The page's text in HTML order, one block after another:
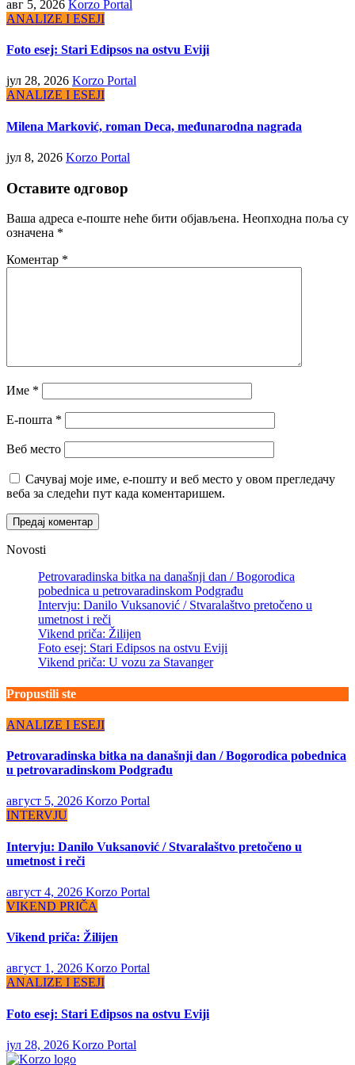
авг 5, 2026 Korzo Portal
ANALIZE I ESEJI
Foto esej: Stari Edipsos na ostvu Eviji
јул 28, 2026 Korzo Portal
ANALIZE I ESEJI
Milena Marković, roman Deca, međunarodna nagrada
јул 8, 2026 Korzo Portal
Оставите одговор
Ваша адреса е-поште неће бити објављена. Неопходна поља су
означена *
Коментар *
Име *
Е-пошта *
Веб место
Сачувај моје име, е-пошту и веб место у овом прегледачу
веба за следећи пут када коментаришем.
Novosti
Petrovaradinska bitka na današnji dan / Bogorodica
pobednica u petrovaradinskom Podgrađu
Intervju: Danilo Vuksanović / Stvaralaštvo pretočeno u
umetnost i reči
Vikend priča: Žilijen
Foto esej: Stari Edipsos na ostvu Eviji
Vikend priča: U vozu za Stavanger
Propustili ste
ANALIZE I ESEJI
Petrovaradinska bitka na današnji dan / Bogorodica pobednica
u petrovaradinskom Podgrađu
август 5, 2026 Korzo Portal
INTERVJU
Intervju: Danilo Vuksanović / Stvaralaštvo pretočeno u
umetnost i reči
август 4, 2026 Korzo Portal
VIKEND PRIČA
Vikend priča: Žilijen
август 1, 2026 Korzo Portal
ANALIZE I ESEJI
Foto esej: Stari Edipsos na ostvu Eviji
јул 28, 2026 Korzo Portal